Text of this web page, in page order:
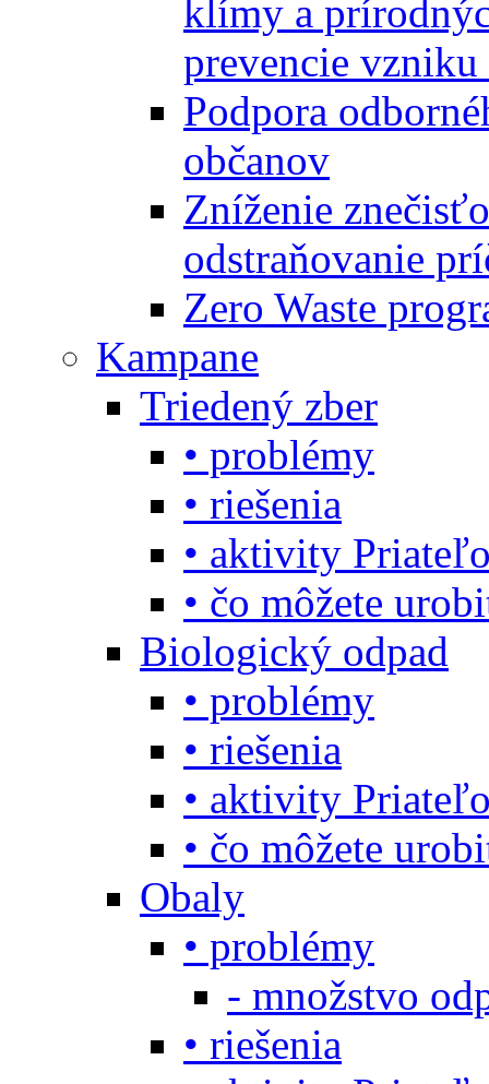
klímy a
prevencie vzniku
Podpora
občanov
Zníženie
odstraňovanie
Zero Waste
Kampane
Triedený zber
• problémy
• riešenia
• aktivity
• čo môžete
Biologický odpad
• problémy
• riešenia
• aktivity
• čo môžete
Obaly
• problémy
- množstvo
• riešenia